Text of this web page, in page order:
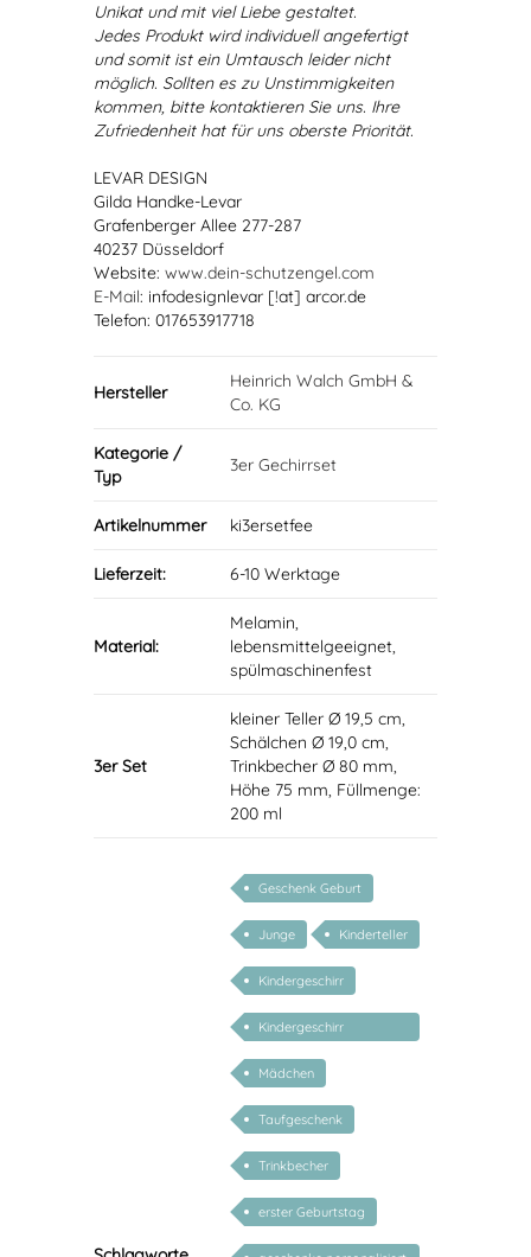
Unikat und mit viel Liebe gestaltet.
Jedes Produkt wird individuell angefertigt
und somit ist ein Umtausch leider nicht
möglich. Sollten es zu Unstimmigkeiten
kommen, bitte kontaktieren Sie uns. Ihre
Zufriedenheit hat für uns oberste Priorität.
LEVAR DESIGN
Gilda Handke-Levar
Grafenberger Allee 277-287
40237 Düsseldorf
Website: www.dein-schutzengel.com
E-Mail: infodesignlevar [!at] arcor.de
Telefon: 017653917718
Hersteller
Heinrich Walch GmbH &
Co. KG
Kategorie /
Typ
3er Gechirrset
Artikelnummer ki3ersetfee
Lieferzeit: 6-10 Werktage
Material:
Melamin,
lebensmittelgeeignet,
spülmaschinenfest
3er Set
kleiner Teller Ø 19,5 cm,
Schälchen Ø 19,0 cm,
Trinkbecher Ø 80 mm,
Höhe 75 mm, Füllmenge:
200 ml
Geschenk Geburt
Junge Kinderteller
Kindergeschirr
Kindergeschirr
personalisiert
Mädchen
Taufgeschenk
Trinkbecher
erster Geburtstag